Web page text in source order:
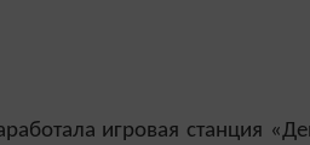
игровая станция